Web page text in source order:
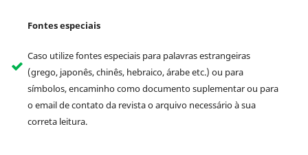
Fontes especiais
Caso utilize fontes especiais para palavras estrangeiras
(grego, japonês, chinês, hebraico, árabe etc.) ou para
símbolos, encaminho como documento suplementar ou para
o email de contato da revista o arquivo necessário à sua
correta leitura.